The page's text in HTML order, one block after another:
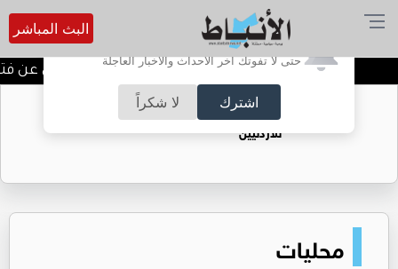
أترغب في تفعيل الإشعارات؟
حتى لا تفوتك آخر الأحداث والأخبار العاجلة
اشترك لا شكراً
البث المباشر
المستقلة للانتخاب تعلن عن فتح
حقل الريشة حين يتحول الغاز إلى فرص عمل
للأردنيين
محليات